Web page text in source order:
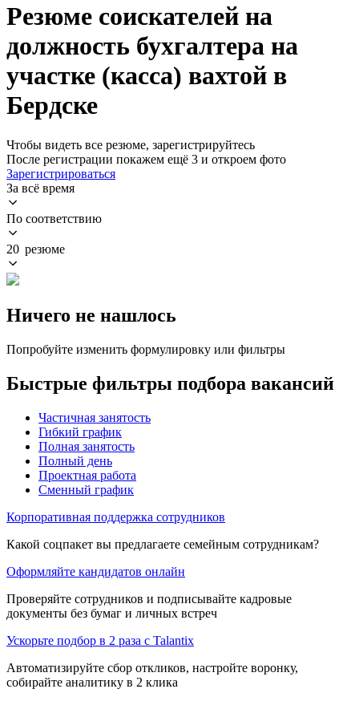
Резюме соискателей на
должность бухгалтера на
участке (касса) вахтой в
Бердске
Чтобы видеть все резюме, зарегистрируйтесь
После регистрации покажем ещё 3 и откроем фото
Зарегистрироваться
За всё время
По соответствию
20 резюме
Ничего не нашлось
Попробуйте изменить формулировку или фильтры
Быстрые фильтры подбора вакансий
Частичная занятость
Гибкий график
Полная занятость
Полный день
Проектная работа
Сменный график
Корпоративная поддержка сотрудников
Какой соцпакет вы предлагаете семейным сотрудникам?
Оформляйте кандидатов онлайн
Проверяйте сотрудников и подписывайте кадровые
документы без бумаг и личных встреч
Ускорьте подбор в 2 раза с Talantix
Автоматизируйте сбор откликов, настройте воронку,
собирайте аналитику в 2 клика